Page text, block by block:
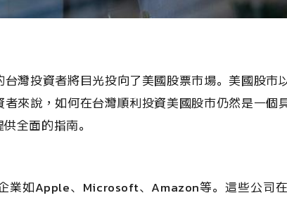
灣投資者將目光投向了美國股票市場。美國股市
來說，如何在台灣順利投資美國股市仍然是一個
全面的指南。
業如Apple、Microsoft、Amazon等。這些公司